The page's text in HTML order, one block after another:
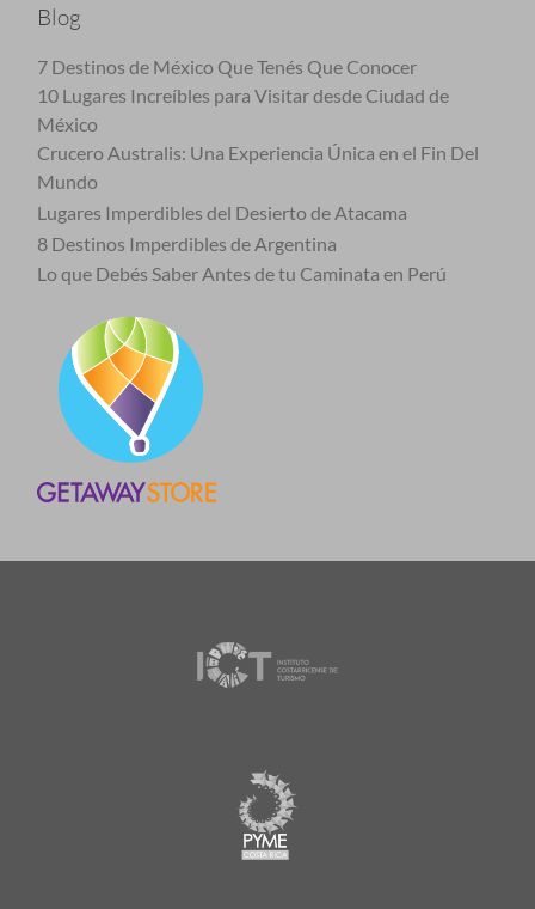
Blog
7 Destinos de México Que Tenés Que Conocer
10 Lugares Increíbles para Visitar desde Ciudad de
México
Crucero Australis: Una Experiencia Única en el Fin Del
Mundo
Lugares Imperdibles del Desierto de Atacama
8 Destinos Imperdibles de Argentina
Lo que Debés Saber Antes de tu Caminata en Perú